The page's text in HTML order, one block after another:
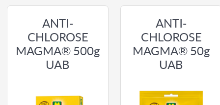
ANTI-
CHLOROSE
MAGMA® 500g
UAB
ANTI-
CHLOROSE
MAGMA® 50g
UAB